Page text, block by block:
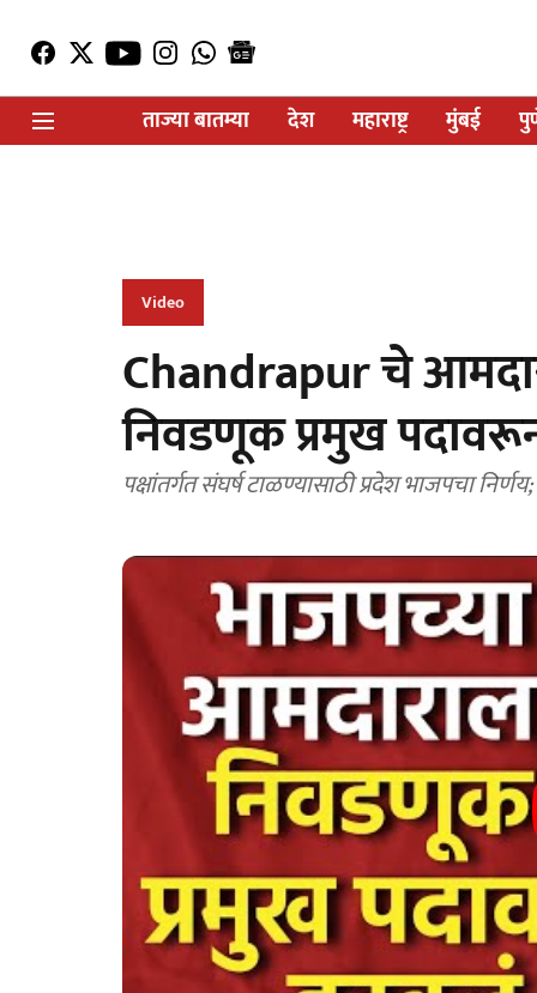
ताज्या बातम्या
देश महाराष्ट्र मुंबई
Video
Chandrapur चे
निवडणूक प्रमुख
पक्षांतर्गत संघर्ष टाळण्यासाठी प्रदेश भाजपचा